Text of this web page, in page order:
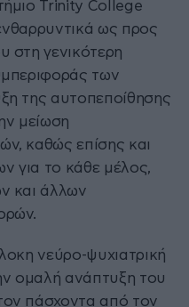
Trinity College
ως προς
στη γενικότερη
των
της αυτοπεποίθησης
μείωση
καθώς επίσης και
για το κάθε μέλος,
και άλλων
νεύρο-ψυχιατρική
ομαλή ανάπτυξη του
πάσχοντα από τον